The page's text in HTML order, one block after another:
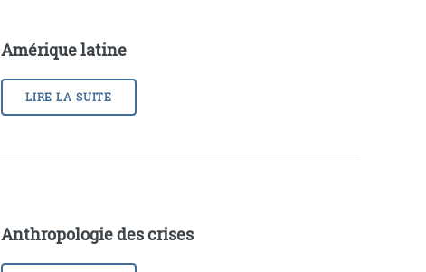
Amérique latine
LIRE LA SUITE
Anthropologie des crises